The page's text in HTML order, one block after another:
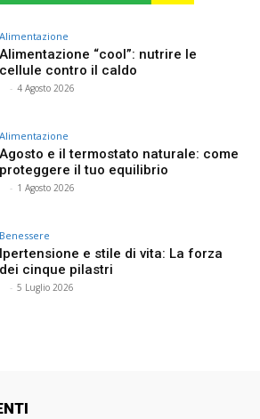
Alimentazione
Alimentazione “cool”: nutrire le
cellule contro il caldo
- 4 Agosto 2026
Alimentazione
Agosto e il termostato naturale: come
proteggere il tuo equilibrio
- 1 Agosto 2026
Benessere
Ipertensione e stile di vita: La forza
dei cinque pilastri
- 5 Luglio 2026